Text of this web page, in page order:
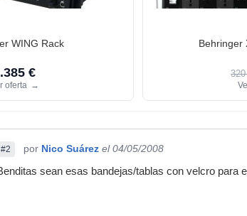
WING Rack
€
oferta →
Behringer
#2 por Nico Suárez el 04/05/2008
sean esas bandejas/tablas con velcro para